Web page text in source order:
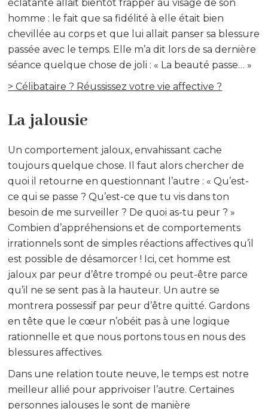
éclatante allait bientôt frapper au visage de son
homme : le fait que sa fidélité à elle était bien
chevillée au corps et que lui allait panser sa blessure
passée avec le temps. Elle m’a dit lors de sa dernière
séance quelque chose de joli : « La beauté passe… »
> Célibataire ? Réussissez votre vie affective ?
La jalousie
Un comportement jaloux, envahissant cache
toujours quelque chose. Il faut alors chercher de
quoi il retourne en questionnant l’autre : « Qu’est-
ce qui se passe ? Qu’est-ce que tu vis dans ton
besoin de me surveiller ? De quoi as-tu peur ? »
Combien d’appréhensions et de comportements
irrationnels sont de simples réactions affectives qu’il
est possible de désamorcer ! Ici, cet homme est
jaloux par peur d’être trompé ou peut-être parce
qu’il ne se sent pas à la hauteur. Un autre se
montrera possessif par peur d’être quitté. Gardons
en tête que le cœur n’obéit pas à une logique
rationnelle et que nous portons tous en nous des
blessures affectives.
Dans une relation toute neuve, le temps est notre
meilleur allié pour apprivoiser l’autre. Certaines
personnes jalouses le sont de manière